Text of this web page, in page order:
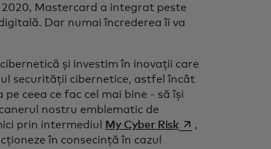
Mastercard a integrat peste
Dar numai încrederea îi va
și investim în inovații care
securității cibernetice, astfel încât
ceea ce fac cel mai bine - să își
nostru emblematic de
prin intermediul
My Cyber Riskopens in a new tab
,
în consecință în cazul